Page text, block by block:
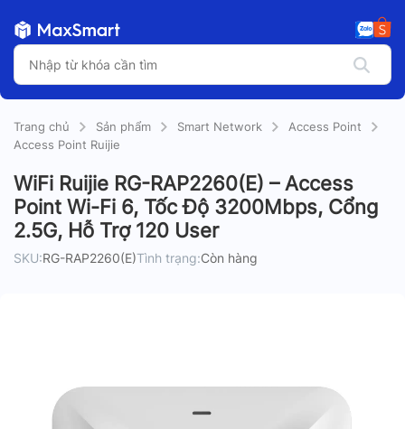
Trang chủ Sản phẩm Smart Network
Access Point
Access Point Ruijie
WiFi Ruijie RG-RAP2260(E) – Access
Point Wi-Fi 6, Tốc Độ 3200Mbps, Cổng
2.5G, Hỗ Trợ 120 User
SKU:RG-RAP2260(E)Tình trạng:Còn hàng